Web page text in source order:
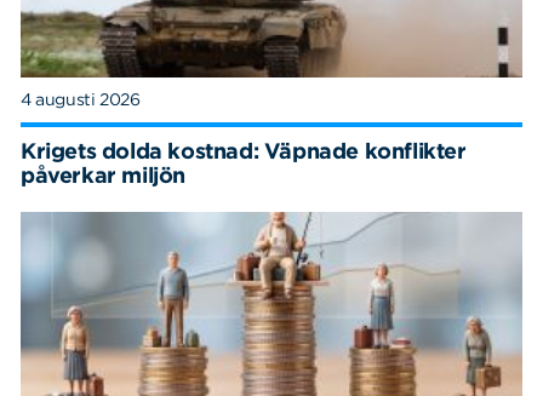
4 augusti 2026
Krigets dolda kostnad: Väpnade konflikter
påverkar miljön